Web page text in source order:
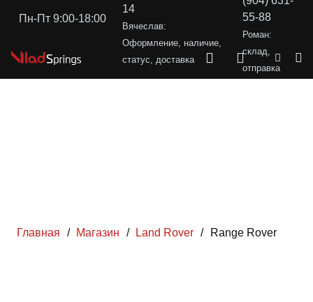
Пн-Пт 9:00-18:00
14
Вячеслав:
Оформление, наличие,
статус, доставка
55-88
Роман:
склад,
отправка
Главная / Магазин / Land Rover / Range Rover